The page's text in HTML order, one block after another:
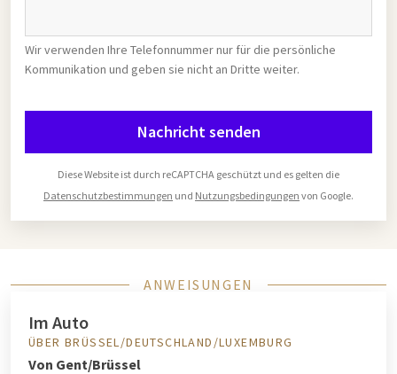
Wir verwenden Ihre Telefonnummer nur für die persönliche
Kommunikation und geben sie nicht an Dritte weiter.
Nachricht senden
Diese Website ist durch reCAPTCHA geschützt und es gelten die
Datenschutzbestimmungen und Nutzungsbedingungen von Google.
ANWEISUNGEN
Im Auto
ÜBER BRÜSSEL/DEUTSCHLAND/LUXEMBURG
Von Gent/Brüssel